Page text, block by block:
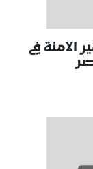
الامنة في